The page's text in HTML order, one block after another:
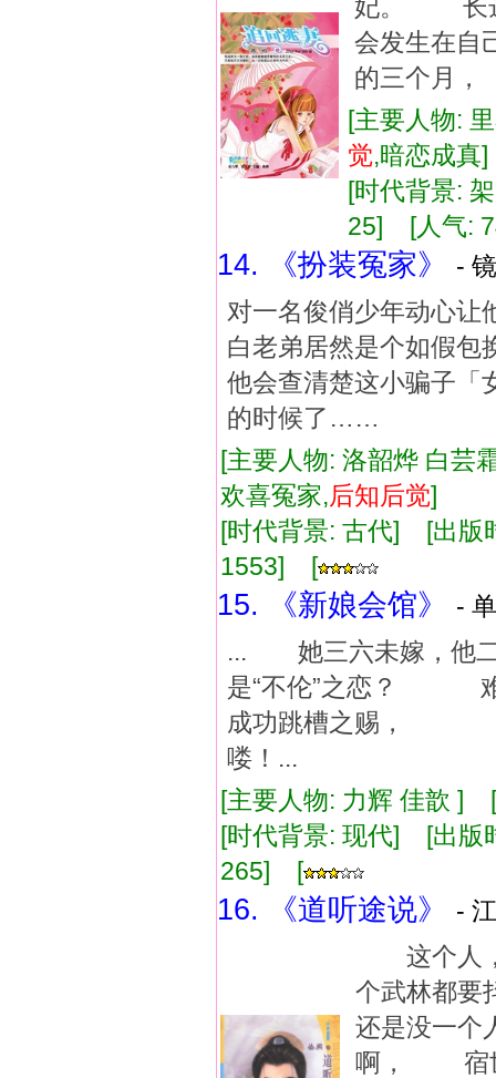
妃。 长
会发生在
的三个月
[主要人物:
觉,暗恋成
[时代背景:
25] [人气:
14. 《扮装冤家》
-
对一名俊俏少年动心让
白老弟居然是个如假包
他会查清楚这小骗子「
的时候了……
[主要人物: 洛韶烨 白
欢喜冤家,后知后觉]
[时代背景: 古代] [出
1553] [
15. 《新娘会馆》
-
... 她三六未嫁，他
是“不伦”之恋？
成功跳槽之赐， 总
喽！...
[主要人物: 力辉 佳歆
[时代背景: 现代] [出
265] [
16. 《道听途说》
-
这个人
个武林都
还是没一
啊， 宿